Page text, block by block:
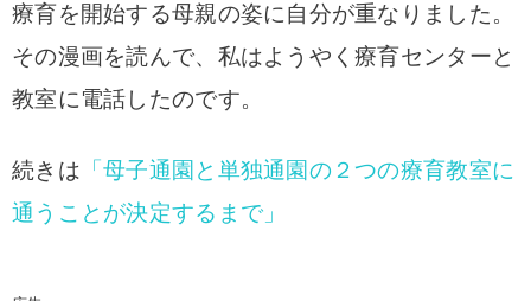
療育を開始する母親の姿に自分が重なりました。
その漫画を読んで、私はようやく療育センターと
教室に電話したのです。
続きは 「母子通園と単独通園の２つの療育教室に
通うことが決定するまで」